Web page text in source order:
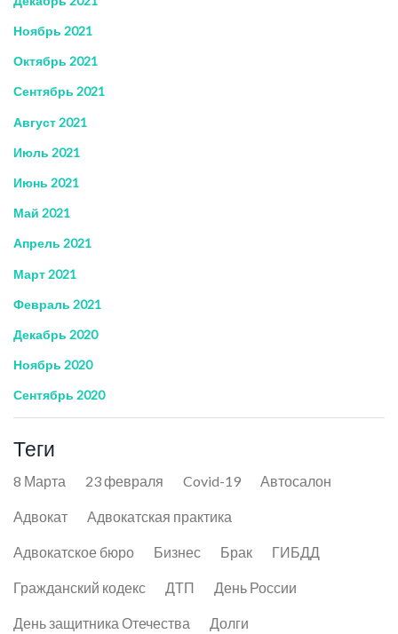
Ноябрь 2021
Октябрь 2021
Сентябрь 2021
Август 2021
Июль 2021
Июнь 2021
Май 2021
Апрель 2021
Март 2021
Февраль 2021
Декабрь 2020
Ноябрь 2020
Сентябрь 2020
Теги
8 Марта 23 февраля Covid-19 Автосалон
Адвокат Адвокатская практика
Адвокатское бюро Бизнес Брак ГИБДД
Гражданский кодекс ДТП День России
День защитника Отечества Долги